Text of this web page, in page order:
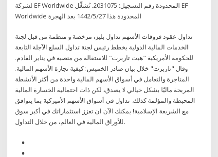
لشركة EF Worldwide المحدودة رقم التسجيل: 2031075. تُشغِّل EF
Worldwide المحدودة هذا 27‏‏/5‏‏/1442 بعد الهجرة
تداول عقود فروقات الأسهم تداول بليز، مرخصة و منظمة من قبل لجنة
الخدمات المالية الدولية يخطط رئيس لجنة تداول السلع الآجلة التابعة
للحكومة الأمريكية "هيث تاربرت" للاستقالة من منصبه في يناير القادم.
وقال "تاربرت" خلال بيان صادر الخميس: كيفية تجارة الأسهم المالية.
المتاجرة والتعامل في أسواق الأسهم المالية واحدة من أكثر الأنشطة
المربحة ماليًا بشكل خيالي لا يصدق، لكن ذات احتمالية الخسارة المالية
المحبطة والمؤلمة كذلك. تداول في أسواق الأسهم الأميركية بما يتوافق
مع الشريعة الإسلامية! يمكنك الآن ان تعزز استثماراتك في أكبر سوق
للأوراق المالية في العالم، من خلال التداول.